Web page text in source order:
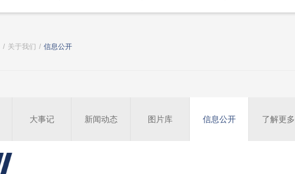
/ 关于我们 / 信息公开
大事记 新闻动态 图片库 信息公开 了解更多